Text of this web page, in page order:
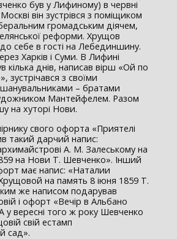
був у Лифиному) в червні
він зустрівся з поміщиком
громадським діячем,
реформи. Хрущов
себе в гості на Лебединшину.
Харків і Суми. В Лифині
кілька днів, написав вірш «Ой по
зустрічався з своїми
– братами
Мантейфелем. Разом
на хуторі Нови.
свого офорта «Приятелі
такий дарчий напис:
А. М. Залеському на
на Нови Т. Шевченко». Інший
має напис: «Наталии
на память 8 іюня 1859 Т.
же написом подарував
і офорт «Вечір в Альбано
у вересні того ж року Шевченко
свій естамп
сад».